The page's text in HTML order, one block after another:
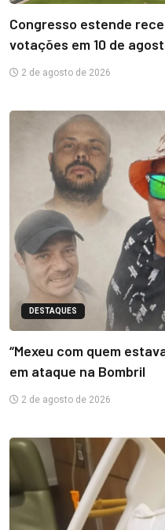
Congresso estende
votações em 10 de
2 de agosto de 2026
DESTAQUES
“Mexeu com quem
em ataque na Bombril
2 de agosto de 2026